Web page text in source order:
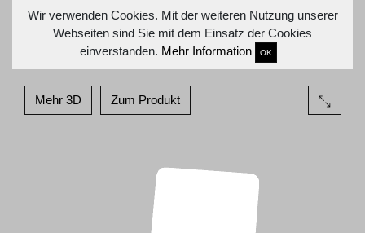
Wir verwenden Cookies. Mit der weiteren Nutzung unserer
Webseiten sind Sie mit dem Einsatz der Cookies
einverstanden. Mehr Information OK
Mehr 3D Zum Produkt